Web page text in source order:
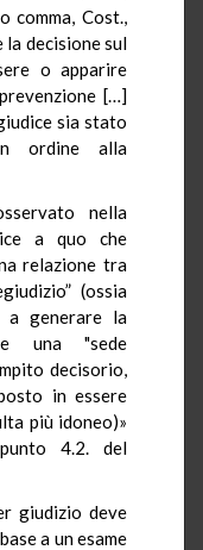
comma, Cost.,
la decisione sul
o apparire
[…]
sia stato
in ordine alla
nella
a quo che
relazione tra
(ossia
a generare la
una "sede
decisorio,
in essere
più idoneo)»
4.2. del
giudizio deve
a un esame